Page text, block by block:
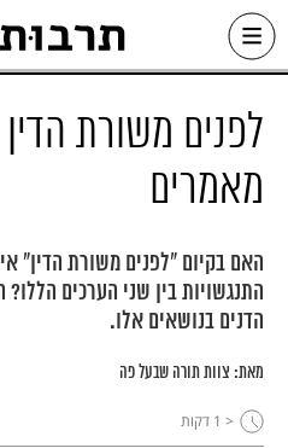
Skip
content
כל האתר
לפנים משורת
מאמרים
האם בקיום "לפנים משורת הדין"
התנגשויות בין שני הערכים
הדנים בנושאים אלו.
מאת: צוות תורה שבעל פה
< 1 דקות